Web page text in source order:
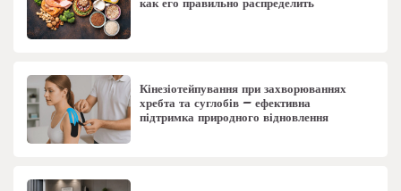
как его правильно распределить
Кінезіотейпування при захворюваннях
хребта та суглобів – ефективна
підтримка природного відновлення